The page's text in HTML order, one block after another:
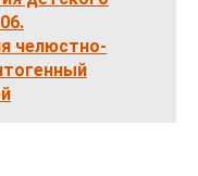
челюстно-